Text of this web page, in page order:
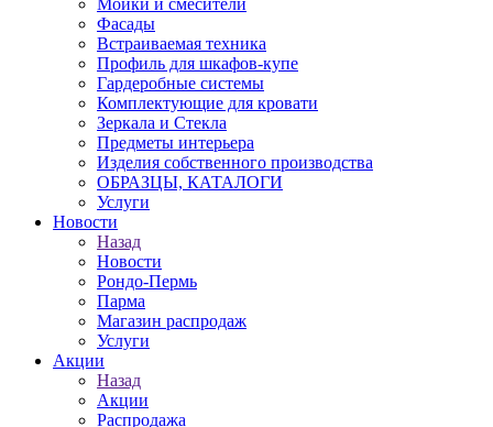
Мойки и смесители
Фасады
Встраиваемая техника
Профиль для шкафов-купе
Гардеробные системы
Комплектующие для кровати
Зеркала и Стекла
Предметы интерьера
Изделия собственного производства
ОБРАЗЦЫ, КАТАЛОГИ
Услуги
Новости
Назад
Новости
Рондо-Пермь
Парма
Магазин распродаж
Услуги
Акции
Назад
Акции
Распродажа